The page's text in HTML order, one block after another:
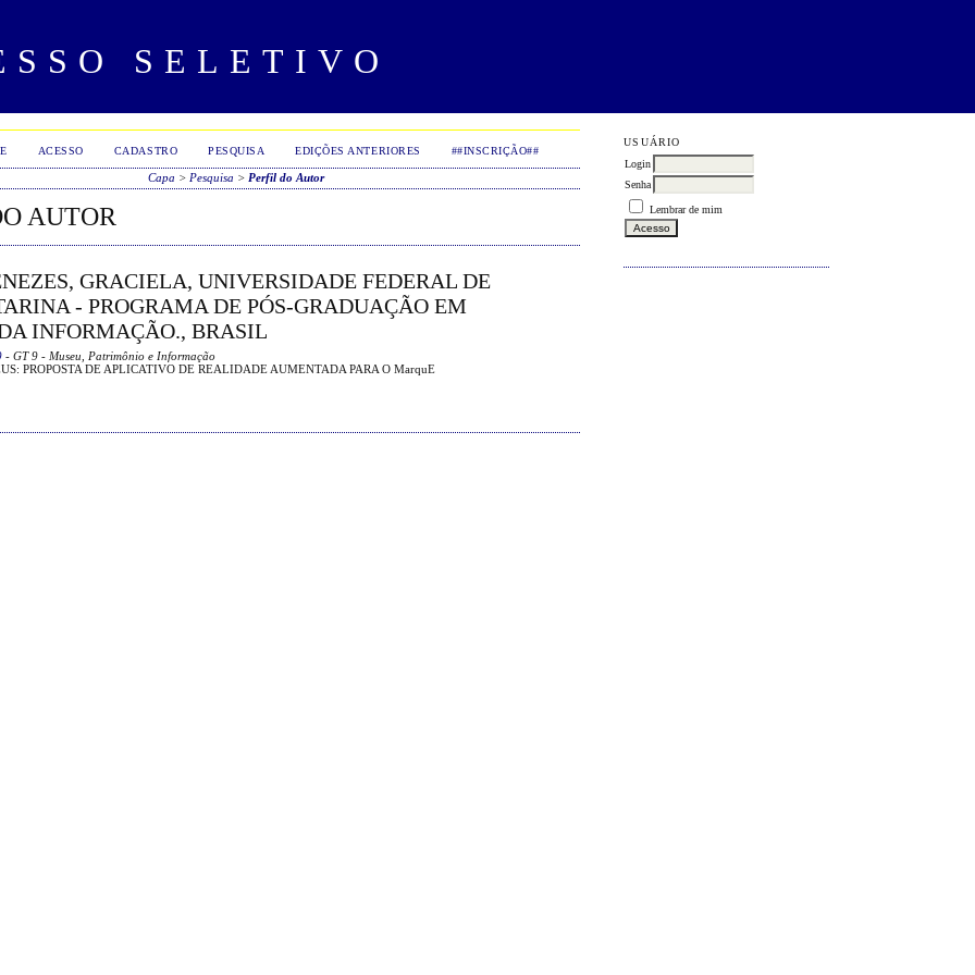
SELETIVO
USUÁRIO
Login
Senha
Lembrar de mim
ACESSO CADASTRO PESQUISA EDIÇÕES ANTERIORES ##INSCRIÇÃO##
Capa > Pesquisa > Perfil do Autor
AUTOR
GRACIELA, UNIVERSIDADE FEDERAL DE
- PROGRAMA DE PÓS-GRADUAÇÃO EM
INFORMAÇÃO., BRASIL
- GT 9 - Museu, Patrimônio e Informação
PROPOSTA DE APLICATIVO DE REALIDADE AUMENTADA PARA O MarquE